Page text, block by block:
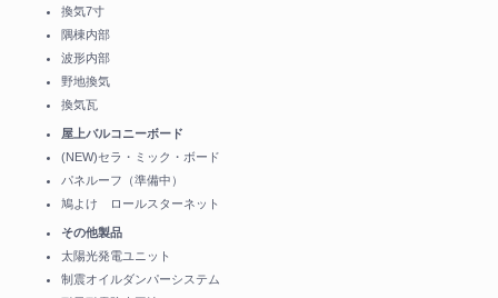
換気7寸
隅棟内部
波形内部
野地換気
換気瓦
屋上バルコニーボード
(NEW)セラ・ミック・ボード
パネルーフ（準備中）
鳩よけ ロールスターネット
その他製品
太陽光発電ユニット
制震オイルダンパーシステム